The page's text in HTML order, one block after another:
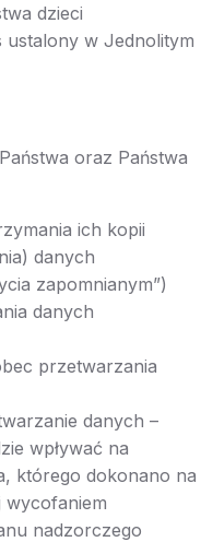
dzieci
w Jednolitym
oraz Państwa
ich kopii
danych
zapomnianym”)
danych
przetwarzania
danych –
wpływać na
którego dokonano na
wycofaniem
nadzorczego